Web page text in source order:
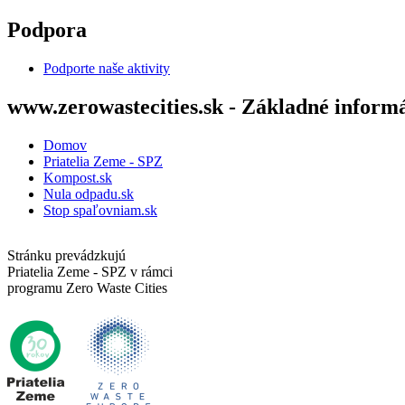
Skočiť na hlavný obsah
Podpora
Podporte naše aktivity
www.zerowastecities.sk - Základné
Domov
Priatelia Zeme - SPZ
Kompost.sk
Nula odpadu.sk
Stop spaľovniam.sk
Stránku prevádzkujú
Priatelia Zeme - SPZ v rámci
programu Zero Waste Cities